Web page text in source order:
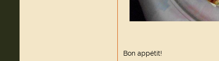
Bon appétit!